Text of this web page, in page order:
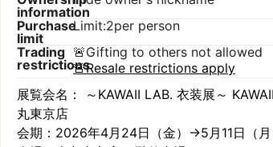
information
Purchase
limit
Limit:2per person
Trading
restrictions
🚨Gifting to others not allowed
🚨Resale restrictions apply
展覧会名： ～KAWAII LAB. 衣装展～
丸東京店
会期：2026年4月24日（金）→5月11日（月